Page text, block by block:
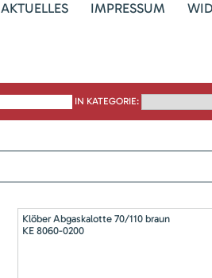
AKTUELLES IMPRESSUM
IN KATEGORIE:
Klöber Abgaskalotte 70/110 braun
KE 8060-0200